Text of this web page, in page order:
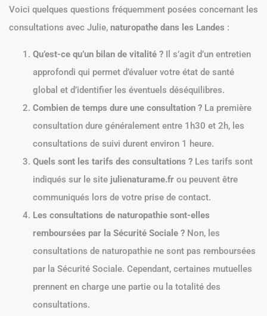
Voici quelques questions fréquemment posées concernant les
consultations avec Julie, naturopathe dans les Landes :
Qu’est-ce qu’un bilan de vitalité ? Il s’agit d’un entretien
approfondi qui permet d’évaluer votre état de santé
global et d’identifier les éventuels déséquilibres.
Combien de temps dure une consultation ? La première
consultation dure généralement entre 1h30 et 2h, les
consultations de suivi durent environ 1 heure.
Quels sont les tarifs des consultations ? Les tarifs sont
indiqués sur le site julienaturame.fr ou peuvent être
communiqués lors de votre prise de contact.
Les consultations de naturopathie sont-elles
remboursées par la Sécurité Sociale ? Non, les
consultations de naturopathie ne sont pas remboursées
par la Sécurité Sociale. Cependant, certaines mutuelles
prennent en charge une partie ou la totalité des
consultations.